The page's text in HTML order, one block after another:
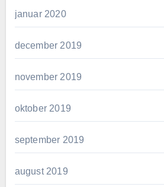
januar 2020
december 2019
november 2019
oktober 2019
september 2019
august 2019